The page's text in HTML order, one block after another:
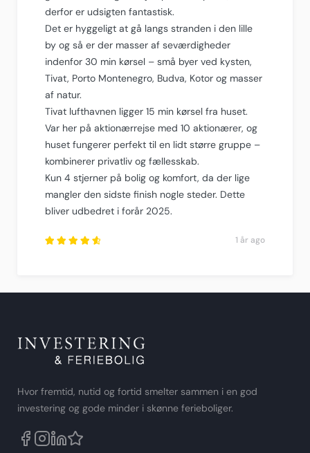
derfor er udsigten fantastisk.
Det er hyggeligt at gå langs stranden i den lille
by og så er der masser af seværdigheder
indenfor 30 min kørsel – små byer ved kysten,
Tivat, Porto Montenegro, Budva, Kotor og masser
af natur.
Tivat lufthavnen ligger 15 min kørsel fra huset.
Var her på aktionærrejse med 10 aktionærer, og
huset fungerer perfekt til en lidt større gruppe –
kombinerer privatliv og fællesskab.
Kun 4 stjerner på bolig og komfort, da der lige
mangler den sidste finish nogle steder. Dette
bliver udbedret i forår 2025.
4.75out
1 år ago
Hvor fremtid, nutid og fortid smelter sammen i en god
investering og gode minder i skønne ferieboliger.